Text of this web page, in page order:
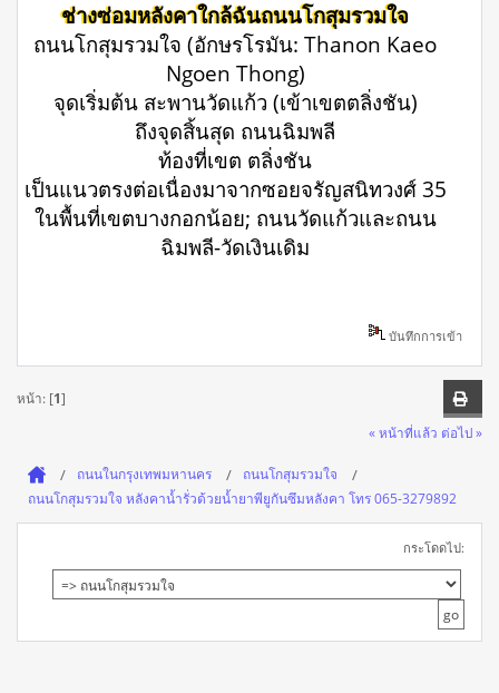
ช่างซ่อมหลังคาใกล้ฉันถนนโกสุมรวมใจ
ถนนโกสุมรวมใจ (อักษรโรมัน: Thanon Kaeo
Ngoen Thong)
จุดเริ่มต้น สะพานวัดแก้ว (เข้าเขตตลิ่งชัน)
ถึงจุดสิ้นสุด ถนนฉิมพลี
ท้องที่เขต ตลิ่งชัน
เป็นแนวตรงต่อเนื่องมาจากซอยจรัญสนิทวงศ์ 35
ในพื้นที่เขตบางกอกน้อย; ถนนวัดแก้วและถนน
ฉิมพลี-วัดเงินเดิม
บันทึกการเข้า
หน้า: [1]
« หน้าที่แล้ว ต่อไป »
ถนนในกรุงเทพมหานคร
ถนนโกสุมรวมใจ
ถนนโกสุมรวมใจ หลังคาน้ำรั่วด้วยน้ำยาพียูกันซึมหลังคา โทร 065-3279892
กระโดดไป: